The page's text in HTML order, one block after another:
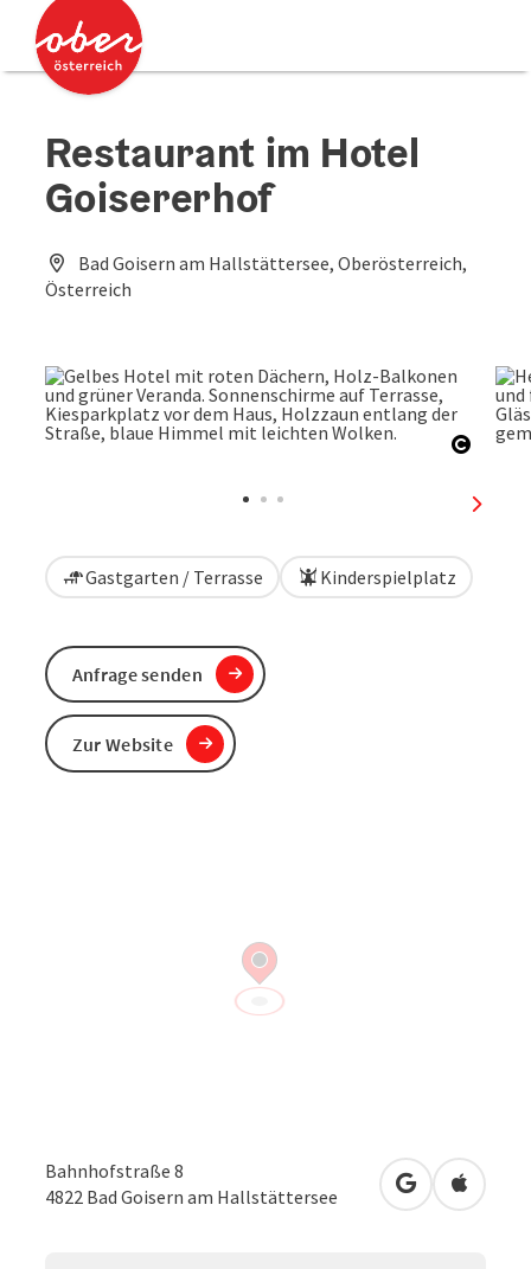
Zum Inhalt
Zum Seitenanfang
Restaurant im Hotel
Goisererhof
Bad Goisern am Hallstättersee, Oberösterreich,
Österreich
Gastgarten / Terrasse Kinderspielplatz
Bahnhofstraße 8
4822 Bad Goisern am Hallstättersee in Google
in
Anfrage senden
Zur Website